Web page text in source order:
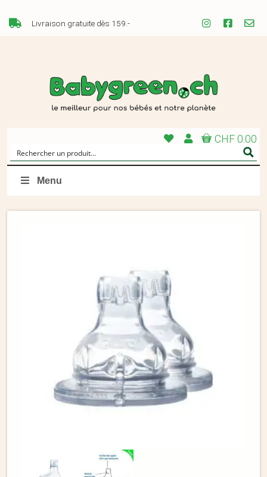
Livraison gratuite dès 159.-
CHF 0.00
Menu